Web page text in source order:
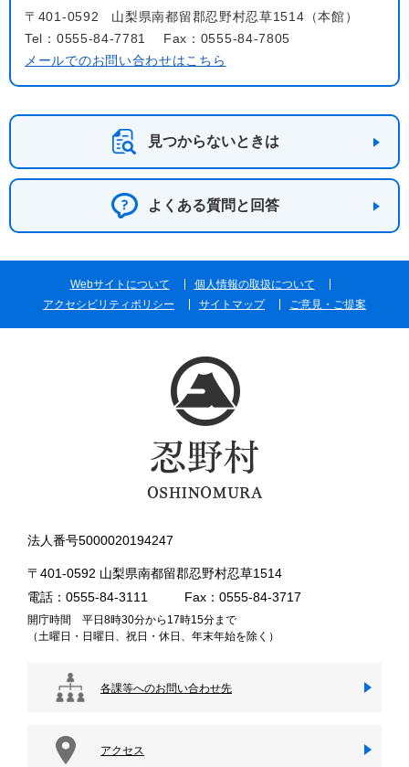
〒401-0592
山梨県南都留郡忍野村忍草1514（本館）
Tel：0555-84-7781
Fax：0555-84-7805
メールでのお問い合わせはこちら
見つからないときは
よくある質問と回答
Webサイトについて
個人情報の取扱について
アクセシビリティポリシー
サイトマップ ご意見・ご提案
法人番号5000020194247
〒401-0592 山梨県南都留郡忍野村忍草1514
電話：0555-84-3111
Fax：0555-84-3717
開庁時間 平日8時30分から17時15分まで
（土曜日・日曜日、祝日・休日、年末年始を除く）
各課等へのお問い合わせ先
アクセス